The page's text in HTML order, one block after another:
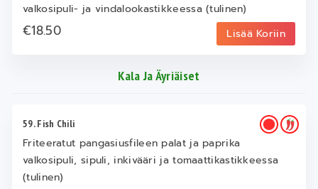
valkosipuli- ja vindalookastikkeessa (tulinen)
€18.50 Lisää Koriin
Kala Ja Äyriäiset
59. Fish Chili
Friteeratut pangasiusfileen palat ja paprika
valkosipuli, sipuli, inkivääri ja tomaattikastikkeessa
(tulinen)